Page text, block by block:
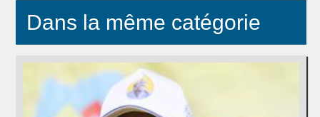
Dans la même catégorie